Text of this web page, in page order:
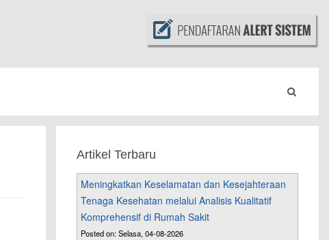
Artikel Terbaru
Meningkatkan Keselamatan dan Kesejahteraan
Tenaga Kesehatan melalui Analisis Kualitatif
Komprehensif di Rumah Sakit
Posted on: Selasa, 04-08-2026